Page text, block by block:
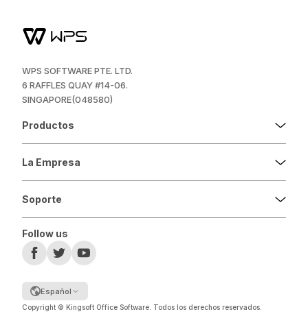
WPS SOFTWARE PTE. LTD.
6 RAFFLES QUAY #14-06.
SINGAPORE(048580)
Productos
La Empresa
Soporte
Follow us
Español
Copyright © Kingsoft Office Software. Todos los derechos reservados.